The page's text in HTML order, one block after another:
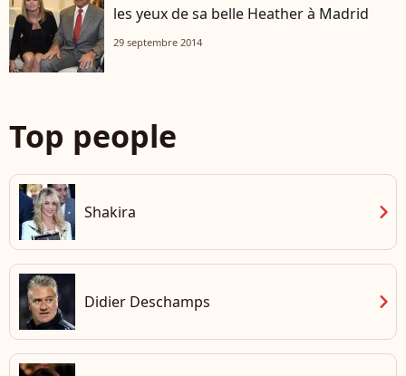
les yeux de sa belle Heather à Madrid
29 septembre 2014
Top people
Shakira chevron_right
Didier Deschamps chevron_right